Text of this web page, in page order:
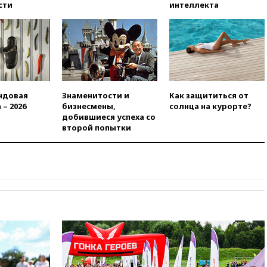
доходы российского бюджета
вчера, 22:15Аксаков: ЦБ
согласовал первый стандарт
исламского банкинга
вчера, 21:43Организаторы
«Интервидения»
пройдет в Саудовской Аравии
вчера, 21:35
Машковым 150-летие Союза
театральных деятелей
вчера, 20:47Newsweek:
интеллекта
2026
Знаменитости и
бизнесмены,
добившиеся успеха со
второй попытки
Как защититься от
солнца на курорте?